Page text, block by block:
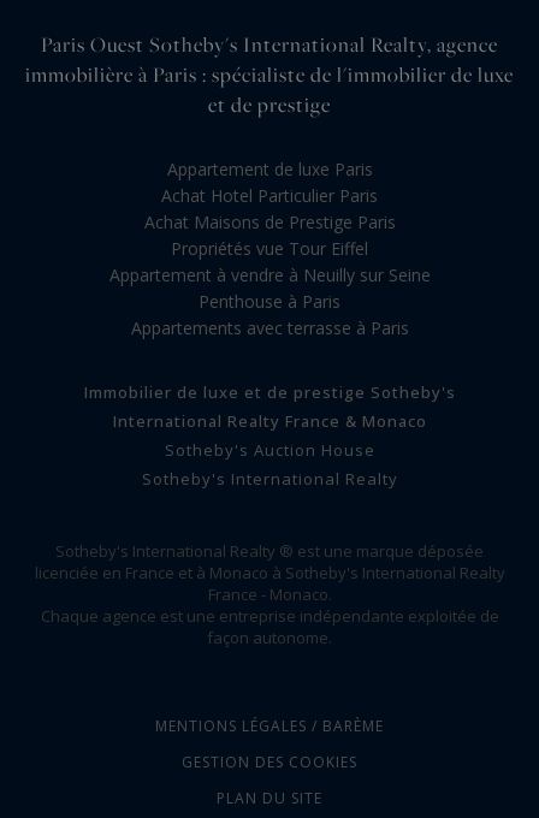
Paris Ouest Sotheby's International Realty, agence
immobilière à Paris : spécialiste de l'immobilier de luxe
et de prestige
Appartement de luxe Paris
Achat Hotel Particulier Paris
Achat Maisons de Prestige Paris
Propriétés vue Tour Eiffel
Appartement à vendre à Neuilly sur Seine
Penthouse à Paris
Appartements avec terrasse à Paris
Immobilier de luxe et de prestige Sotheby's
International Realty France & Monaco
Sotheby's Auction House
Sotheby's International Realty
Sotheby's International Realty ® est une marque déposée
licenciée en France et à Monaco à Sotheby's International Realty
France - Monaco.
Chaque agence est une entreprise indépendante exploitée de
façon autonome.
MENTIONS LÉGALES / BARÈME
GESTION DES COOKIES
PLAN DU SITE